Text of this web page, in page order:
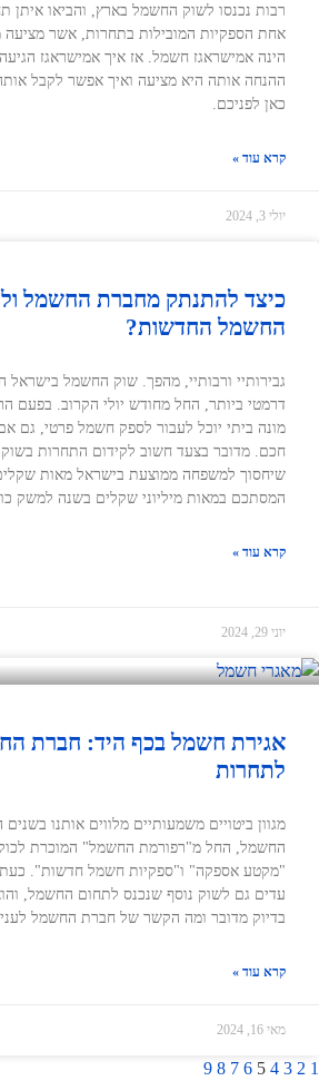
רבות נכנסו לשוק החשמל בארץ, והביאו איתן
אחת הספקיות המובילות בתחרות, אשר מציעה
הינה אמישראגז חשמל. אז איך אמישראגז
ההנחה אותה היא מציעה ואיך אפשר לקבל
כאן לפניכם.
קרא עוד »
יולי 3, 2024
כיצד להתנתק מחברת החשמל
החשמל החדשות?
גבירותיי ורבותיי, מהפך. שוק החשמל בישראל
דרמטי ביותר, החל מחודש יולי הקרוב. בפעם
מונה ביתי יוכל לעבור לספק חשמל פרטי, גם
חכם. מדובר בצעד חשוב לקידום התחרות
שיחסוך למשפחה ממוצעת בישראל מאות
המסתכם במאות מיליוני שקלים בשנה למשק
קרא עוד »
יוני 29, 2024
אגירת חשמל בכף היד: חברת
לתחרות
מגוון ביטויים משמעותיים מלווים אותנו
החשמל, החל מ"רפורמת החשמל" המוכרת
"מקטע אספקה" ו"ספקיות חשמל חדשות". כעת,
עדים גם לשוק נוסף שנכנס לתחום החשמל,
בדיוק מדובר ומה הקשר של חברת החשמל
קרא עוד »
מאי 16, 2024
1
2
3
4
5
6
7
8
9